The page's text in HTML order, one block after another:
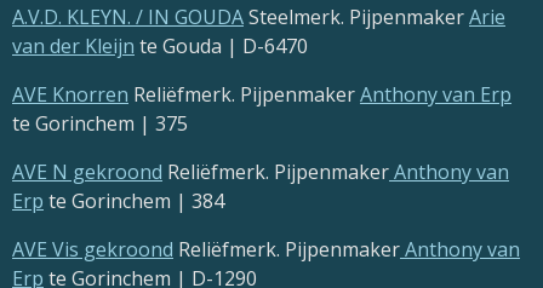
A.V.D. KLEYN. / IN GOUDASteelmerk. PijpenmakerArie
van der Kleijn te Gouda | D-6470
AVE Knorren Reliëfmerk. PijpenmakerAnthony van Erp
te Gorinchem | 375
AVE N gekroond Reliëfmerk. PijpenmakerAnthony van
Erp te Gorinchem | 384
AVE Vis gekroond Reliëfmerk. PijpenmakerAnthony van
Erp te Gorinchem | D-1290